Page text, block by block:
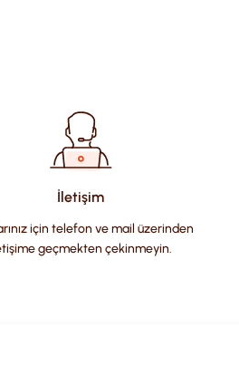
İletişim
için telefon ve mail üzerinden
geçmekten çekinmeyin.